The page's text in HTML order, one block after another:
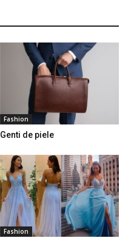
Fashion
Genti de piele
Fashion